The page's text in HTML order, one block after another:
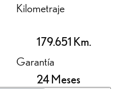
Kilometraje
179.651 Km.
Garantía
24 Meses